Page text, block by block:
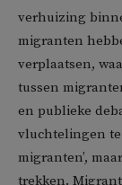
verhuizing
migranten
verplaatsen,
tussen
en publieke
vluchtelingen te
migranten’,
trekken.